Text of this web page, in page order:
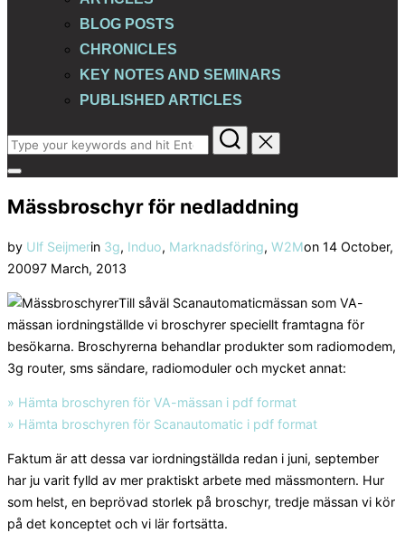
BLOG POSTS
CHRONICLES
KEY NOTES AND SEMINARS
PUBLISHED ARTICLES
Search
for:
Toggle
&
Mässbroschyr för nedladdning
by Ulf Seijmerin 3g, Induo, Marknadsföring, W2Mon Posted
14 October,
20097 March, 2013
Till såväl Scanautomaticmässan som VA-
mässan iordningställde vi broschyrer speciellt framtagna för
besökarna. Broschyrerna behandlar produkter som radiomodem,
3g router, sms sändare, radiomoduler och mycket annat:
» Hämta broschyren för VA-mässan i pdf format
» Hämta broschyren för Scanautomatic i pdf format
Faktum är att dessa var iordningställda redan i juni, september
har ju varit fylld av mer praktiskt arbete med mässmontern. Hur
som helst, en beprövad storlek på broschyr, tredje mässan vi kör
på det konceptet och vi lär fortsätta.